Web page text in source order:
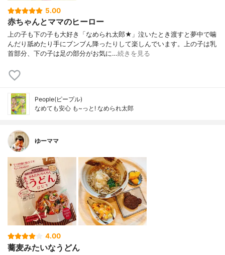
5.00
赤ちゃんとママのヒーロー
上の子も下の子も大好き「なめられ太郎★」泣いたとき渡すと夢中で噛
んだり舐めたり手にブンブん降ったりして楽しんでいます。上の子は乳
首部分、下の子は足の部分がお気に…続きを見る
People(ピープル)
なめても安心 も~っと! なめられ太郎
ゆーママ
4.00
蕎麦みたいなうどん